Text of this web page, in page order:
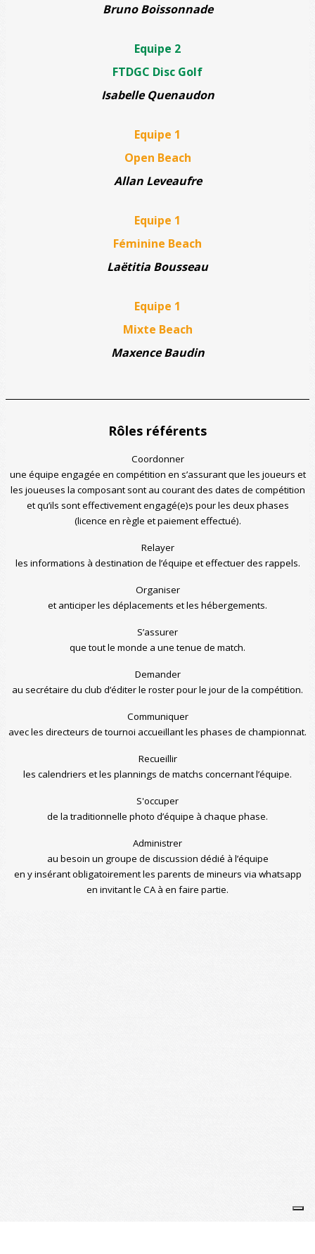
Bruno Boissonnade
Equipe 2
FTDGC Disc Golf
Isabelle Quenaudon
Equipe 1
Open Beach
Allan Leveaufre
Equipe 1
Féminine Beach
Laëtitia Bousseau
Equipe 1
Mixte Beach
Maxence Baudin
Rôles référents
Coordonner
une équipe engagée en compétition en s’assurant que les joueurs et
les joueuses la composant sont au courant des dates de compétition
et qu’ils sont effectivement engagé(e)s pour les deux phases
(licence en règle et paiement effectué).
Relayer
les informations à destination de l’équipe et effectuer des rappels.
Organiser
et anticiper les déplacements et les hébergements.
S’assurer
que tout le monde a une tenue de match.
Demander
au secrétaire du club d’éditer le roster pour le jour de la compétition.
Communiquer
avec les directeurs de tournoi accueillant les phases de championnat.
Recueillir
les calendriers et les plannings de matchs concernant l’équipe.
S'occuper
de la traditionnelle photo d’équipe à chaque phase.
Administrer
au besoin un groupe de discussion dédié à l’équipe
en y insérant obligatoirement les parents de mineurs via whatsapp
en invitant le CA à en faire partie.